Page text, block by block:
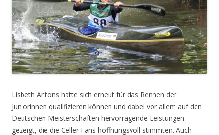
Lisbeth Antons hatte sich erneut für das Rennen der
Juniorinnen qualifizieren können und dabei vor allem auf den
Deutschen Meisterschaften hervorragende Leistungen
gezeigt, die die Celler Fans hoffnungsvoll stimmten. Auch